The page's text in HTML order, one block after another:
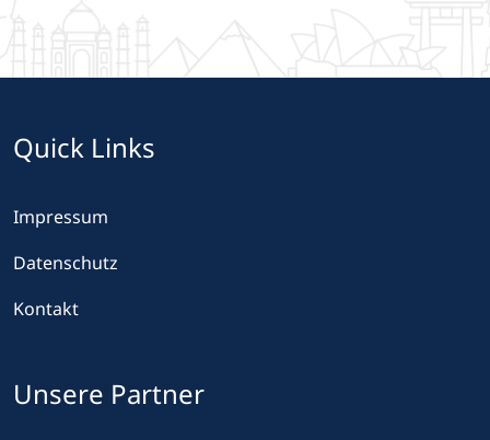
Quick Links
Impressum
Datenschutz
Kontakt
Unsere Partner